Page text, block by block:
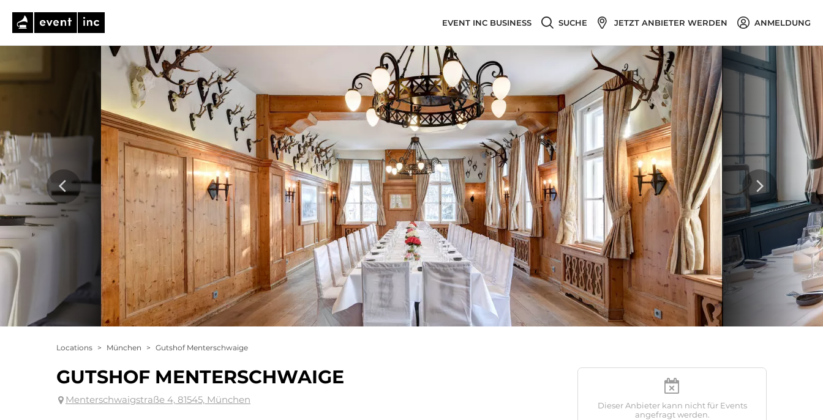
EVENT INC BUSINESS SUCHE JETZT ANBIETER WERDEN ANMELDUNG
Locations > München > Gutshof Menterschwaige
GUTSHOF MENTERSCHWAIGE
Menterschwaigstraße 4, 81545, München
Dieser Anbieter kann nicht für Events
angefragt werden.